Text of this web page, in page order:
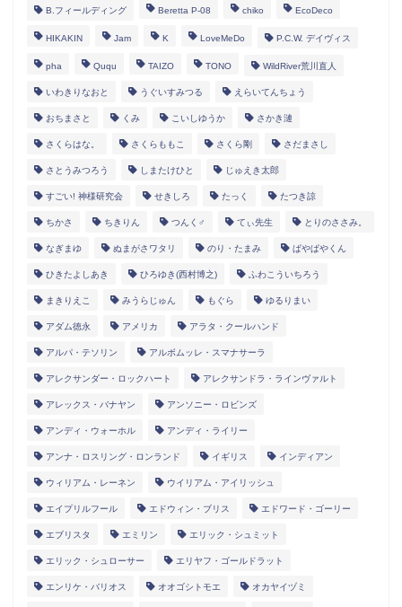
B.フィールディング Beretta P-08 chiko EcoDeco
HIKAKIN Jam K LoveMeDo P.C.W. デイヴィス
pha Ququ TAIZO TONO WildRiver荒川直人
いわきりなおと うぐいすみつる えらいてんちょう
おちまさと くみ こいしゆうか さかき漣
さくらはな。 さくらももこ さくら剛 さだまさし
さとうみつろう しまたけひと じゅえき太郎
すごい! 神様研究会 せきしろ たっく たつき諒
ちかさ ちきりん つんく♂ てぃ先生 とりのささみ。
なぎまゆ ぬまがさワタリ のり・たまみ ぱやぱやくん
ひきたよしあき ひろゆき(西村博之) ふわこういちろう
まきりえこ みうらじゅん もぐら ゆるりまい
アダム徳永 アメリカ アラタ・クールハンド
アルパ・テソリン アルボムッレ・スマナサーラ
アレクサンダー・ロックハート アレクサンドラ・ラインヴァルト
アレックス・バナヤン アンソニー・ロビンズ
アンディ・ウォーホル アンディ・ライリー
アンナ・ロスリング・ロンランド イギリス インディアン
ウィリアム・レーネン ウイリアム・アイリッシュ
エイプリルフール エドウィン・ブリス エドワード・ゴーリー
エブリスタ エミリン エリック・シュミット
エリック・シュローサー エリヤフ・ゴールドラット
エンリケ・バリオス オオゴシトモエ オカヤイヅミ